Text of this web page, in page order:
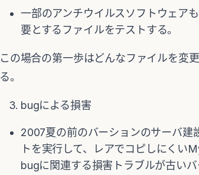
一部のアンチウイルスソフトウェア
要とするファイルをテストする。
この場合の第一歩はどんなファイルを変
る。
bugによる損害
2007夏の前のバーションのサーバ
トを実行して、レアでコピしにくい
bugに関連する損害トラブルが古い